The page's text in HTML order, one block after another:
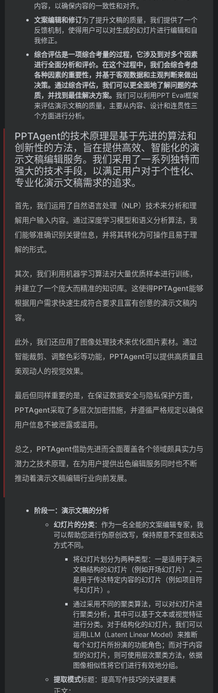
内容，以确保内容的一致性和对齐。
文案编辑和修订为了提升文稿的质量，我们提供了一个
反馈机制，使得用户可以对生成的幻灯片进行编辑和自
我修正。
综合评估是一项综合考量的过程，它涉及到对多个因素
进行全面分析和评价。在这个过程中，我们会综合考虑
各种因素的重要性，并基于客观数据和主观判断来做出
决策。通过综合评估，我们可以更全面地了解问题的本
质，并找到最佳解决方案。 我们可以利用PPT Eval框架
来评估演示文稿的质量，主要从内容、设计和连贯性三
个方面进行分析。
PPTAgent的技术原理是基于先进的算法和
创新性的方法，旨在提供高效、智能化的演
示文稿编辑服务。我们采用了一系列独特而
强大的技术手段，以满足用户对于个性化、
专业化演示文稿需求的追求。
首先，我们运用了自然语言处理（NLP）技术来分析和理
解用户输入内容。通过深度学习模型和语义分析算法，我
们能够准确识别关键信息，并将其转化为可操作且易于理
解的形式。
其次，我们利用机器学习算法对大量优质样本进行训练，
并建立了一个庞大而精准的知识库。这使得PPTAgent能够
根据用户需求快速生成符合要求且富有创意的演示文稿内
容。
此外，我们还应用了图像处理技术来优化图片素材。通过
智能裁剪、调整色彩等功能，PPTAgent可以提供高质量且
美观动人的视觉效果。
最后但同样重要的是，在保证数据安全与隐私保护方面，
PPTAgent采取了多层次加密措施，并遵循严格规定以确保
用户信息不被泄露或滥用。
总之，PPTAgent借助先进而全面覆盖各个领域颇具实力与
潜力之技术原理，在为用户提供出色编辑服务同时也不断
推动着演示文稿编辑行业向前发展。
阶段一：演示文稿的分析
幻灯片的分类：作为一名全能的文案编辑专家，我
可以帮助您进行伪原创改写，保持原意不变但表达
方式不同。
将幻灯片划分为两种类型：一是适用于演示
文稿结构的幻灯片（例如开场幻灯片），二
是用于传达特定内容的幻灯片（例如项目符
号幻灯片）。
通过采用不同的聚类算法，可以对幻灯片进
行聚类分析，其中可以基于文本或视觉特征
进行分类。对于结构化的幻灯片，我们可以
运用LLM（Latent Linear Model）来推断
每个幻灯片所扮演的功能角色；而对于内容
型的幻灯片，则可使用层次聚类方法，依据
图像相似性将它们进行有效地分组。
提取模式标题：提高写作技巧的关键要素